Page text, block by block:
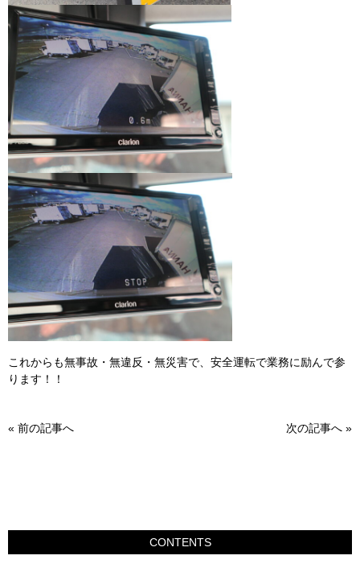
これからも無事故・無違反・無災害で、安全運転で業務に励んで参
ります！！
« 前の記事へ 次の記事へ »
CONTENTS